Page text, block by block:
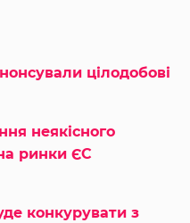
цілодобові
неякісного
ринки ЄС
конкурувати з